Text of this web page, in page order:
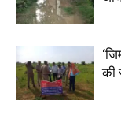
की